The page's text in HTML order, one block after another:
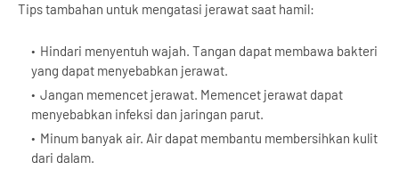
Tips tambahan untuk mengatasi jerawat saat hamil:
Hindari menyentuh wajah. Tangan dapat membawa bakteri
yang dapat menyebabkan jerawat.
Jangan memencet jerawat. Memencet jerawat dapat
menyebabkan infeksi dan jaringan parut.
Minum banyak air. Air dapat membantu membersihkan kulit
dari dalam.